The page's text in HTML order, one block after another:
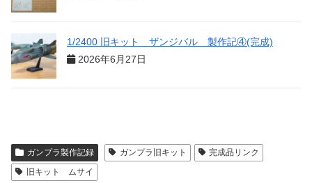
1/2400 旧キット ザンジバル 製作記④(完成)
2026年6月27日
ガンプラ製作記録 ガンプラ旧キット
完成品リンク
旧キット ムサイ